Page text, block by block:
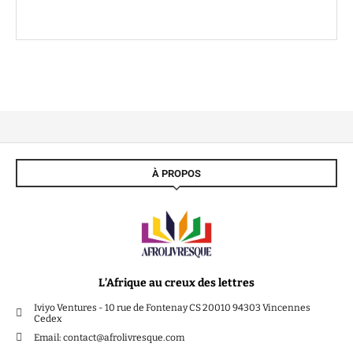
À PROPOS
L’Afrique au creux des lettres
Iviyo Ventures - 10 rue de Fontenay CS 20010 94303 Vincennes
Cedex
Email: contact@afrolivresque.com